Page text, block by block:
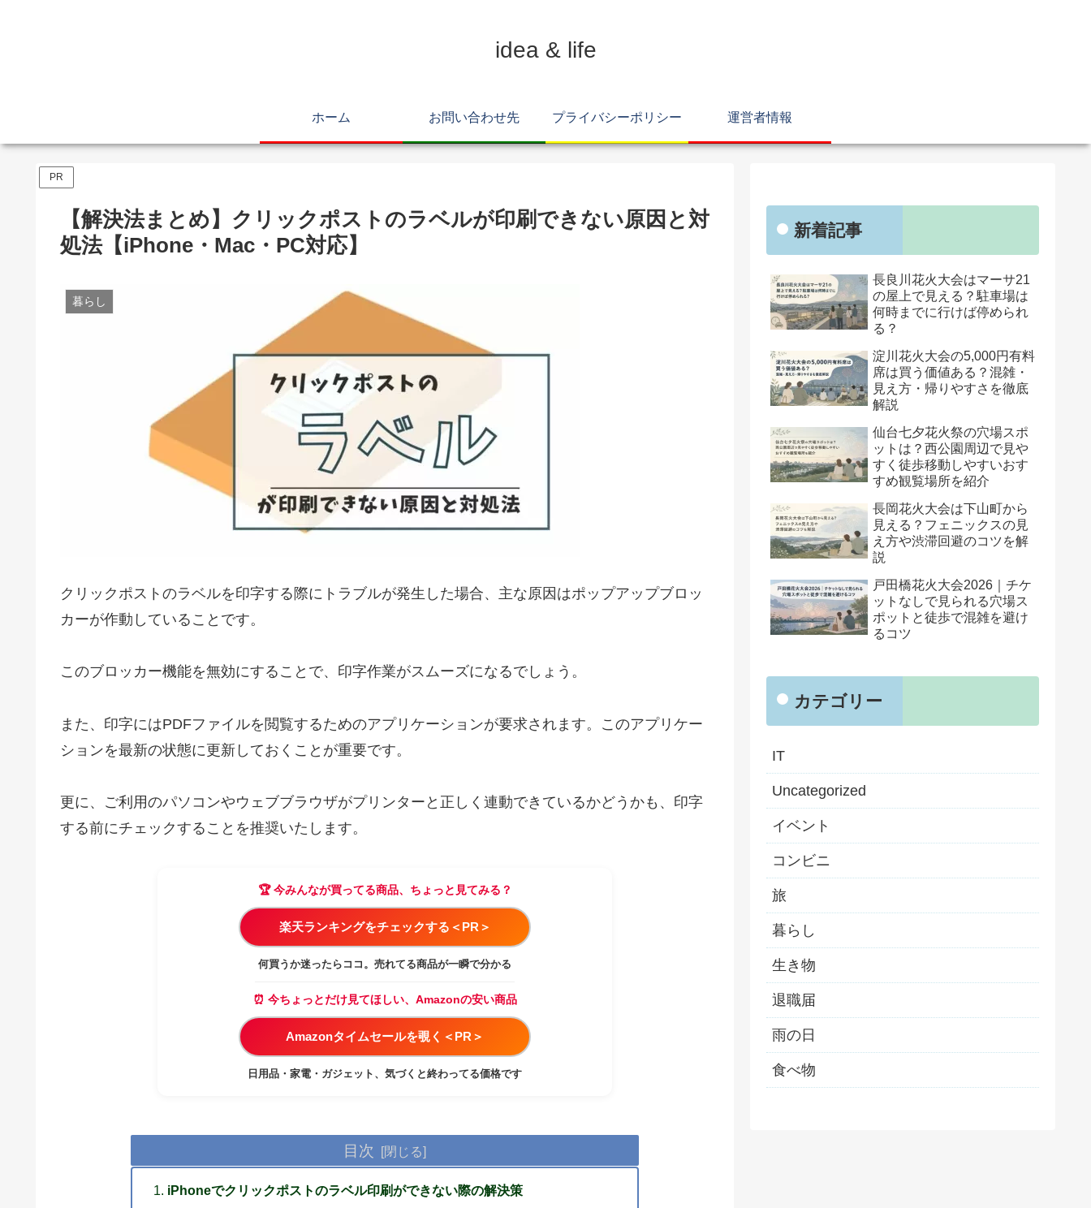
idea & life
ホーム お問い合わせ先 プライバシーポリシー 運営者情報
PR
【解決法まとめ】クリックポストのラベルが印刷できない原因と対
処法【iPhone・Mac・PC対応】
暮らし
クリックポストのラベルを印字する際にトラブルが発生した場合、主な原因はポップアップブロッ
カーが作動していることです。
このブロッカー機能を無効にすることで、印字作業がスムーズになるでしょう。
また、印字にはPDFファイルを閲覧するためのアプリケーションが要求されます。このアプリケー
ションを最新の状態に更新しておくことが重要です。
更に、ご利用のパソコンやウェブブラウザがプリンターと正しく連動できているかどうかも、印字
する前にチェックすることを推奨いたします。
🏆 今みんなが買ってる商品、ちょっと見てみる？
楽天ランキングをチェックする＜PR＞
何買うか迷ったらココ。売れてる商品が一瞬で分かる
⏰ 今ちょっとだけ見てほしい、Amazonの安い商品
Amazonタイムセールを覗く＜PR＞
日用品・家電・ガジェット、気づくと終わってる価格です
目次
iPhoneでクリックポストのラベル印刷ができない際の解決策
新着記事
長良川花火大会はマーサ21
の屋上で見える？駐車場は
何時までに行けば停められ
る？
淀川花火大会の5,000円有料
席は買う価値ある？混雑・
見え方・帰りやすさを徹底
解説
仙台七夕花火祭の穴場スポ
ットは？西公園周辺で見や
すく徒歩移動しやすいおす
すめ観覧場所を紹介
長岡花火大会は下山町から
見える？フェニックスの見
え方や渋滞回避のコツを解
説
戸田橋花火大会2026｜チケ
ットなしで見られる穴場ス
ポットと徒歩で混雑を避け
るコツ
カテゴリー
IT
Uncategorized
イベント
コンビニ
旅
暮らし
生き物
退職届
雨の日
食べ物